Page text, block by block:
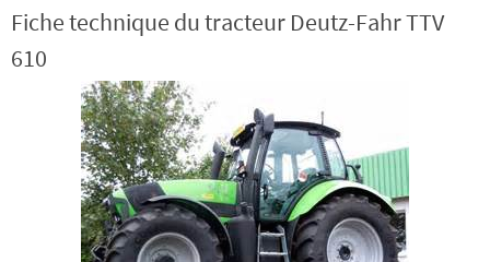
Fiche technique du tracteur Deutz-Fahr TTV
610